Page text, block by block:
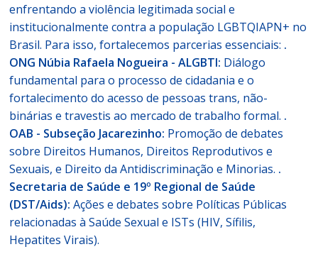
enfrentando a violência legitimada social e
institucionalmente contra a população LGBTQIAPN+ no
Brasil. Para isso, fortalecemos parcerias essenciais: .
ONG Núbia Rafaela Nogueira - ALGBTI: Diálogo
fundamental para o processo de cidadania e o
fortalecimento do acesso de pessoas trans, não-
binárias e travestis ao mercado de trabalho formal. .
OAB - Subseção Jacarezinho: Promoção de debates
sobre Direitos Humanos, Direitos Reprodutivos e
Sexuais, e Direito da Antidiscriminação e Minorias. .
Secretaria de Saúde e 19º Regional de Saúde
(DST/Aids): Ações e debates sobre Políticas Públicas
relacionadas à Saúde Sexual e ISTs (HIV, Sífilis,
Hepatites Virais).